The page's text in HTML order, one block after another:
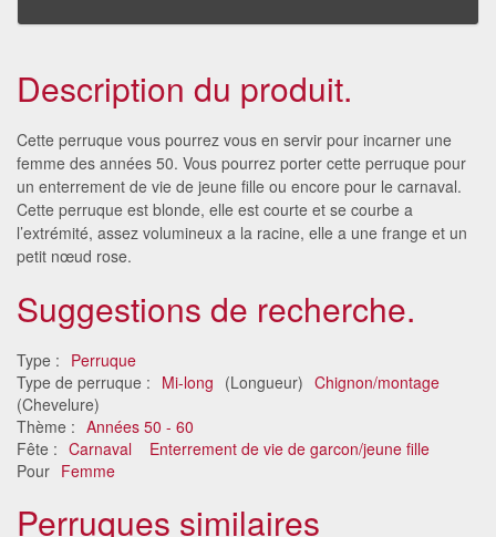
Description du produit.
Cette perruque vous pourrez vous en servir pour incarner une
femme des années 50. Vous pourrez porter cette perruque pour
un enterrement de vie de jeune fille ou encore pour le carnaval.
Cette perruque est blonde, elle est courte et se courbe a
l’extrémité, assez volumineux a la racine, elle a une frange et un
petit nœud rose.
Suggestions de recherche.
Type : Perruque
Type de perruque : Mi-long (Longueur) Chignon/montage
(Chevelure)
Thème : Années 50 - 60
Fête : Carnaval
Enterrement de vie de garcon/jeune fille
Pour Femme
Perruques similaires